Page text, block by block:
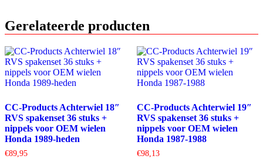
Gerelateerde producten
CC-Products Achterwiel 18″
RVS spakenset 36 stuks +
nippels voor OEM wielen
Honda 1989-heden
€89,95
CC-Products Achterwiel 19″
RVS spakenset 36 stuks +
nippels voor OEM wielen
Honda 1987-1988
€98,13